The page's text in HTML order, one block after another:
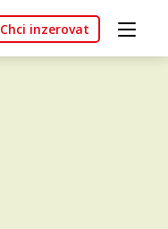
Chci inzerovat